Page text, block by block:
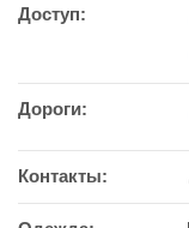
Доступ:
Дороги:
Контакты: